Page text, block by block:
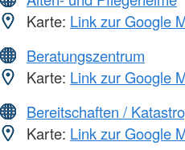
Karte: Link zur Google
Beratungszentrum
Karte: Link zur Google
Bereitschaften /
Karte: Link zur Google